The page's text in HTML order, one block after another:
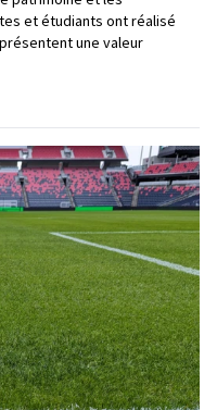
et étudiants ont réalisé
une valeur